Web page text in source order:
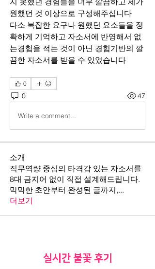
원했던 것 이상으로 구성해주십니다
다소 복잡한 요구나 원했던 요소들을 정
확하게 기억하고 자소서에 반영해서 없
는경험을 적는 것이 아닌 경험기반의 깔
끔한 자소서를 받을 수 있었습니다
0
0 47
Write a comment...
소개
직무역량 중심의 타격감 있는 자소서를
8대 금지어 없이 직접 설계해드립니다.
막막한 초안부터 완성된 글까지,...
더보기
​실시간 불꽃 후기